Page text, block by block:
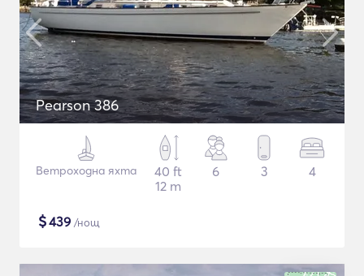
Pearson 386
Ветроходна яхта
40 ft
12 m
6 3 4
$439 /нощ